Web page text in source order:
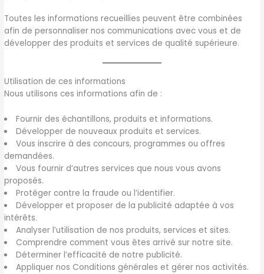
Toutes les informations recueillies peuvent être combinées
afin de personnaliser nos communications avec vous et de
développer des produits et services de qualité supérieure.
Utilisation de ces informations
Nous utilisons ces informations afin de :
Fournir des échantillons, produits et informations.
Développer de nouveaux produits et services.
Vous inscrire à des concours, programmes ou offres
demandées.
Vous fournir d’autres services que nous vous avons
proposés.
Protéger contre la fraude ou l’identifier.
Développer et proposer de la publicité adaptée à vos
intérêts.
Analyser l’utilisation de nos produits, services et sites.
Comprendre comment vous êtes arrivé sur notre site.
Déterminer l’efficacité de notre publicité.
Appliquer nos Conditions générales et gérer nos activités.